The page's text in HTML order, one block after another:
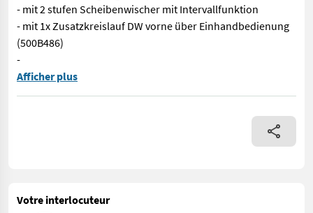
- mit 2 stufen Scheibenwischer mit Intervallfunktion
- mit 1x Zusatzkreislauf DW vorne über Einhandbedienung
(500B486)
-
Nr. 72543 JCB Teleskoplader 532060 Agri Super - mit
Afficher plus
Votre interlocuteur